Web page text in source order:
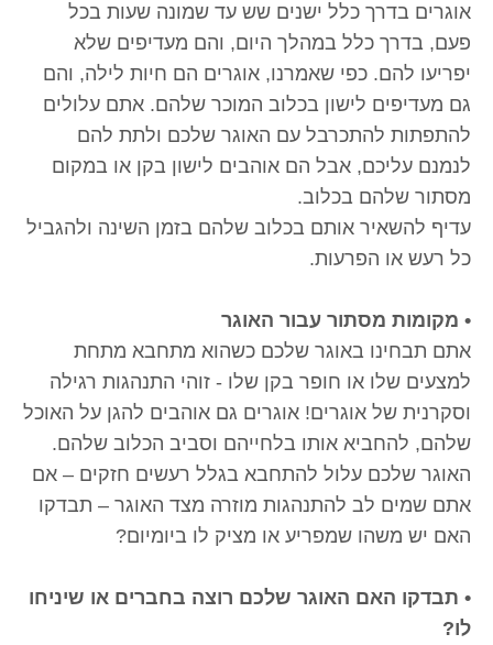
אוגרים בדרך כלל ישנים שש עד שמונה שעות בכל
פעם, בדרך כלל במהלך היום, והם מעדיפים שלא
יפריעו להם. כפי שאמרנו, אוגרים הם חיות לילה, והם
גם מעדיפים לישון בכלוב המוכר שלהם. אתם עלולים
להתפתות להתכרבל עם האוגר שלכם ולתת להם
לנמנם עליכם, אבל הם אוהבים לישון בקן או במקום
מסתור שלהם בכלוב.
עדיף להשאיר אותם בכלוב שלהם בזמן השינה ולהגביל
כל רעש או הפרעות.
• מקומות מסתור עבור האוגר
אתם תבחינו באוגר שלכם כשהוא מתחבא מתחת
למצעים שלו או חופר בקן שלו - זוהי התנהגות רגילה
וסקרנית של אוגרים! אוגרים גם אוהבים להגן על האוכל
שלהם, להחביא אותו בלחייהם וסביב הכלוב שלהם.
האוגר שלכם עלול להתחבא בגלל רעשים חזקים – אם
אתם שמים לב להתנהגות מוזרה מצד האוגר – תבדקו
האם יש משהו שמפריע או מציק לו ביומיום?
• תבדקו האם האוגר שלכם רוצה בחברים או שיניחו
לו?